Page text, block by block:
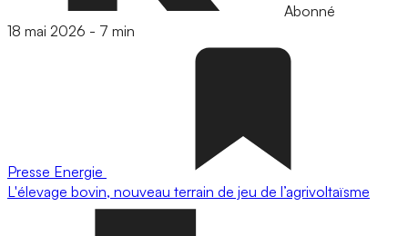
Abonné
18 mai 2026 - 7 min
Presse Energie
L'élevage bovin, nouveau terrain de jeu de l’agrivoltaïsme